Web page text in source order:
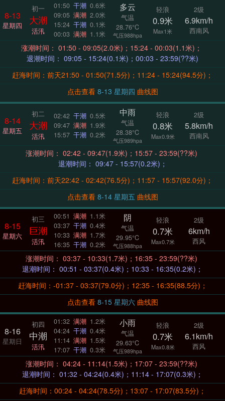
8-13
星期四
初一
大潮
活汛
01:50 干潮 0.6米
09:05 满潮 2.0米
15:24 干潮 0.1米
00:03 满潮 1.1米
多云
气温
28.76°C
气压988hpa
轻浪
0.9米
Max1米
2级
6.9km/h
西南风
涨潮时间： 01:50 - 09:05(2.0米)；15:24 - 00:03(1.1米)；
退潮时间： 09:05 - 15:24(0.1米)；00:03 - 23:59(??米)
赶海时间：前天21:50 - 01:50(71.5分)；11:24 - 15:24(94.5分)；
点击查看
8-13 星期四 曲线图
8-14
星期五
初二
大潮
活汛
02:42 干潮 0.5米
09:47 满潮 1.9米
15:57 干潮 0.2米
中雨
气温
28.38°C
气压989hpa
轻浪
0.8米
Max0.9米
2级
5.8km/h
西南风
涨潮时间： 02:42 - 09:47(1.9米)；15:57 - 23:59(??米)
退潮时间： 09:47 - 15:57(0.2米)；
赶海时间：前天22:42 - 02:42(76.5分)；11:57 - 15:57(92.0分)；
点击查看
8-14 星期五 曲线图
8-15
星期六
初三
巨潮
活汛
00:51 满潮 1.1米
03:37 干潮 0.4米
10:33 满潮 1.7米
16:35 干潮 0.2米
阴
气温
29.95°C
气压988hpa
轻浪
0.7米
Max0.7米
2级
6km/h
西风
涨潮时间： 03:37 - 10:33(1.7米)；16:35 - 23:59(??米)
退潮时间： 00:51 - 03:37(0.4米)；10:33 - 16:35(0.2米)；
赶海时间：-01:37 - 03:37(79.0分)；12:35 - 16:35(88.5分)；
点击查看
8-15 星期六 曲线图
8-16
星期日
初四
中潮
活汛
01:32 满潮 1.2米
04:24 干潮 0.4米
11:14 满潮 1.5米
17:07 干潮 0.3米
小雨
气温
29.63°C
气压989hpa
轻浪
0.7米
Max0.8米
2级
6.1km/h
西风
涨潮时间： 04:24 - 11:14(1.5米)；17:07 - 23:59(??米)
退潮时间： 01:32 - 04:24(0.4米)；11:14 - 17:07(0.3米)；
赶海时间：00:24 - 04:24(78.5分)；13:07 - 17:07(83.5分)；